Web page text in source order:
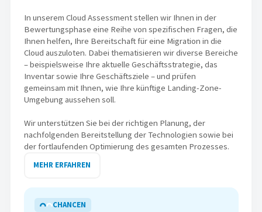
In unserem Cloud Assessment stellen wir Ihnen in der
Bewertungsphase eine Reihe von spezifischen Fragen, die
Ihnen helfen, Ihre Bereitschaft für eine Migration in die
Cloud auszuloten. Dabei thematisieren wir diverse Bereiche
– beispielsweise Ihre aktuelle Geschäftsstrategie, das
Inventar sowie Ihre Geschäftsziele – und prüfen
gemeinsam mit Ihnen, wie Ihre künftige Landing-Zone-
Umgebung aussehen soll.
Wir unterstützen Sie bei der richtigen Planung, der
nachfolgenden Bereitstellung der Technologien sowie bei
der fortlaufenden Optimierung des gesamten Prozesses.
MEHR ERFAHREN
CHANCEN